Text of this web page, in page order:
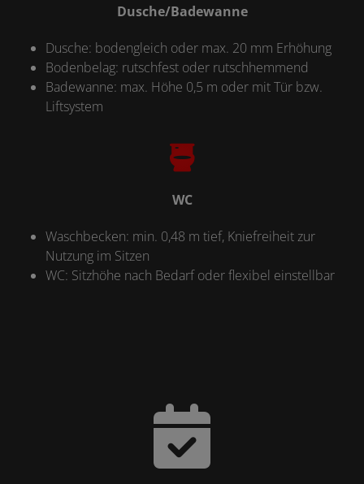
Dusche/Badewanne
Dusche: bodengleich oder max. 20 mm Erhöhung
Bodenbelag: rutschfest oder rutschhemmend
Badewanne: max. Höhe 0,5 m oder mit Tür bzw.
Liftsystem
WC
Waschbecken: min. 0,48 m tief, Kniefreiheit zur
Nutzung im Sitzen
WC: Sitzhöhe nach Bedarf oder flexibel einstellbar